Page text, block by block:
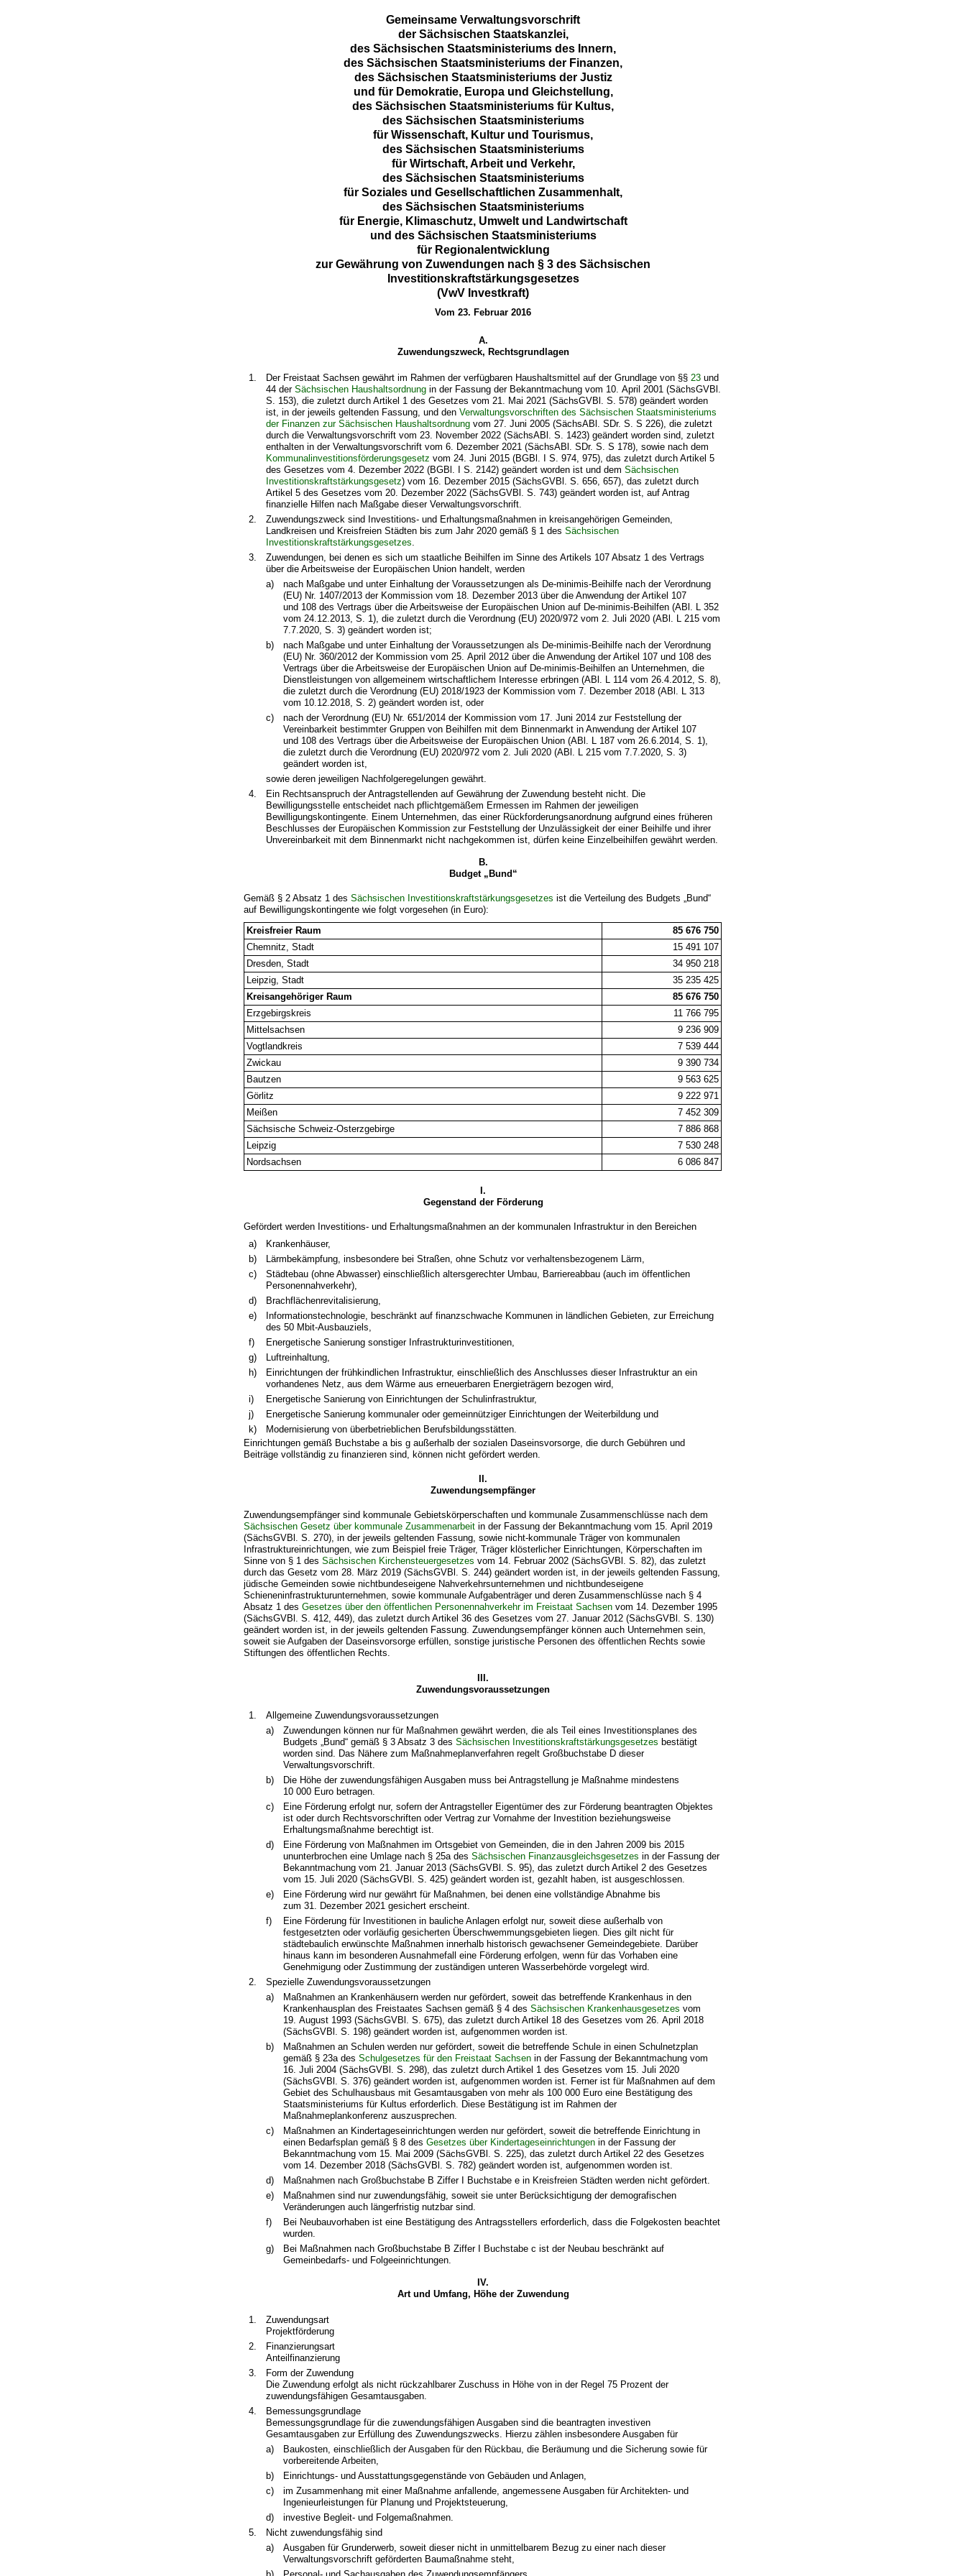
Gemeinsame Verwaltungsvorschrift
der Sächsischen Staatskanzlei,
des Sächsischen Staatsministeriums des Innern,
des Sächsischen Staatsministeriums der Finanzen,
des Sächsischen Staatsministeriums der Justiz
und für Demokratie, Europa und Gleichstellung,
des Sächsischen Staatsministeriums für Kultus,
des Sächsischen Staatsministeriums
für Wissenschaft, Kultur und Tourismus,
des Sächsischen Staatsministeriums
für Wirtschaft, Arbeit und Verkehr,
des Sächsischen Staatsministeriums
für Soziales und Gesellschaftlichen Zusammenhalt,
des Sächsischen Staatsministeriums
für Energie, Klimaschutz, Umwelt und Landwirtschaft
und des Sächsischen Staatsministeriums
für Regionalentwicklung
zur Gewährung von Zuwendungen nach § 3 des Sächsischen
Investitionskraftstärkungsgesetzes
(VwV Investkraft)
Vom 23. Februar 2016
A.
Zuwendungszweck, Rechtsgrundlagen
1. Der Freistaat Sachsen gewährt im Rahmen der verfügbaren Haushaltsmittel auf der Grundlage von §§ 23und
44 der Sächsischen Haushaltsordnungin der Fassung der Bekanntmachung vom 10. April 2001 (SächsGVBl.
S. 153), die zuletzt durch Artikel 1 des Gesetzes vom 21. Mai 2021 (SächsGVBl. S. 578) geändert worden
ist, in der jeweils geltenden Fassung, und den Verwaltungsvorschriften des Sächsischen Staatsministeriums
der Finanzen zur Sächsischen Haushaltsordnungvom 27. Juni 2005 (SächsABl. SDr. S. S 226), die zuletzt
durch die Verwaltungsvorschrift vom 23. November 2022 (SächsABl. S. 1423) geändert worden sind, zuletzt
enthalten in der Verwaltungsvorschrift vom 6. Dezember 2021 (SächsABl. SDr. S. S 178), sowie nach dem
Kommunalinvestitionsförderungsgesetz vom 24. Juni 2015 (BGBl. I S. 974, 975), das zuletzt durch Artikel 5
des Gesetzes vom 4. Dezember 2022 (BGBl. I S. 2142) geändert worden ist und dem Sächsischen
Investitionskraftstärkungsgesetz) vom 16. Dezember 2015 (SächsGVBl. S. 656, 657), das zuletzt durch
Artikel 5 des Gesetzes vom 20. Dezember 2022 (SächsGVBl. S. 743) geändert worden ist, auf Antrag
finanzielle Hilfen nach Maßgabe dieser Verwaltungsvorschrift.
2.
Zuwendungszweck sind Investitions- und Erhaltungsmaßnahmen in kreisangehörigen Gemeinden,
Landkreisen und Kreisfreien Städten bis zum Jahr 2020 gemäß § 1 des Sächsischen
Investitionskraftstärkungsgesetzes.
3.
Zuwendungen, bei denen es sich um staatliche Beihilfen im Sinne des Artikels 107 Absatz 1 des Vertrags
über die Arbeitsweise der Europäischen Union handelt, werden
a)
nach Maßgabe und unter Einhaltung der Voraussetzungen als De-minimis-Beihilfe nach der Verordnung
(EU) Nr. 1407/2013 der Kommission vom 18. Dezember 2013 über die Anwendung der Artikel 107
und 108 des Vertrags über die Arbeitsweise der Europäischen Union auf De-minimis-Beihilfen (ABl. L 352
vom 24.12.2013, S. 1), die zuletzt durch die Verordnung (EU) 2020/972 vom 2. Juli 2020 (ABl. L 215 vom
7.7.2020, S. 3) geändert worden ist;
b)
nach Maßgabe und unter Einhaltung der Voraussetzungen als De-minimis-Beihilfe nach der Verordnung
(EU) Nr. 360/2012 der Kommission vom 25. April 2012 über die Anwendung der Artikel 107 und 108 des
Vertrags über die Arbeitsweise der Europäischen Union auf De-minimis-Beihilfen an Unternehmen, die
Dienstleistungen von allgemeinem wirtschaftlichem Interesse erbringen (ABl. L 114 vom 26.4.2012, S. 8),
die zuletzt durch die Verordnung (EU) 2018/1923 der Kommission vom 7. Dezember 2018 (ABl. L 313
vom 10.12.2018, S. 2) geändert worden ist, oder
c)
nach der Verordnung (EU) Nr. 651/2014 der Kommission vom 17. Juni 2014 zur Feststellung der
Vereinbarkeit bestimmter Gruppen von Beihilfen mit dem Binnenmarkt in Anwendung der Artikel 107
und 108 des Vertrags über die Arbeitsweise der Europäischen Union (ABl. L 187 vom 26.6.2014, S. 1),
die zuletzt durch die Verordnung (EU) 2020/972 vom 2. Juli 2020 (ABl. L 215 vom 7.7.2020, S. 3)
geändert worden ist,
sowie deren jeweiligen Nachfolgeregelungen gewährt.
4.
Ein Rechtsanspruch der Antragstellenden auf Gewährung der Zuwendung besteht nicht. Die
Bewilligungsstelle entscheidet nach pflichtgemäßem Ermessen im Rahmen der jeweiligen
Bewilligungskontingente. Einem Unternehmen, das einer Rückforderungsanordnung aufgrund eines früheren
Beschlusses der Europäischen Kommission zur Feststellung der Unzulässigkeit der einer Beihilfe und ihrer
Unvereinbarkeit mit dem Binnenmarkt nicht nachgekommen ist, dürfen keine Einzelbeihilfen gewährt werden.
B.
Budget „Bund“
Gemäß § 2 Absatz 1 desSächsischen Investitionskraftstärkungsgesetzes ist die Verteilung des Budgets „Bund“
auf Bewilligungskontingente wie folgt vorgesehen (in Euro):
Kreisfreier Raum
85 676 750
Chemnitz, Stadt
15 491 107
Dresden, Stadt
34 950 218
Leipzig, Stadt
35 235 425
Kreisangehöriger Raum
85 676 750
Erzgebirgskreis
11 766 795
Mittelsachsen
9 236 909
Vogtlandkreis
7 539 444
Zwickau
9 390 734
Bautzen
9 563 625
Görlitz
9 222 971
Meißen
7 452 309
Sächsische Schweiz-Osterzgebirge
7 886 868
Leipzig
7 530 248
Nordsachsen
6 086 847
I.
Gegenstand der Förderung
Gefördert werden Investitions- und Erhaltungsmaßnahmen an der kommunalen Infrastruktur in den Bereichen
a)
Krankenhäuser,
b)
Lärmbekämpfung, insbesondere bei Straßen, ohne Schutz vor verhaltensbezogenem Lärm,
c)
Städtebau (ohne Abwasser) einschließlich altersgerechter Umbau, Barriereabbau (auch im öffentlichen
Personennahverkehr),
d)
Brachflächenrevitalisierung,
e)
Informationstechnologie, beschränkt auf finanzschwache Kommunen in ländlichen Gebieten, zur Erreichung
des 50 Mbit-Ausbauziels,
f)
Energetische Sanierung sonstiger Infrastrukturinvestitionen,
g)
Luftreinhaltung,
h)
Einrichtungen der frühkindlichen Infrastruktur, einschließlich des Anschlusses dieser Infrastruktur an ein
vorhandenes Netz, aus dem Wärme aus erneuerbaren Energieträgern bezogen wird,
i)
Energetische Sanierung von Einrichtungen der Schulinfrastruktur,
j)
Energetische Sanierung kommunaler oder gemeinnütziger Einrichtungen der Weiterbildung und
k)
Modernisierung von überbetrieblichen Berufsbildungsstätten.
Einrichtungen gemäß Buchstabe a bis g außerhalb der sozialen Daseinsvorsorge, die durch Gebühren und
Beiträge vollständig zu finanzieren sind, können nicht gefördert werden.
II.
Zuwendungsempfänger
Zuwendungsempfänger sind kommunale Gebietskörperschaften und kommunale Zusammenschlüsse nach dem
Sächsischen Gesetz über kommunale Zusammenarbeit in der Fassung der Bekanntmachung vom 15. April 2019
(SächsGVBl. S. 270), in der jeweils geltenden Fassung, sowie nicht-kommunale Träger von kommunalen
Infrastruktureinrichtungen, wie zum Beispiel freie Träger, Träger klösterlicher Einrichtungen, Körperschaften im
Sinne von § 1 desSächsischen Kirchensteuergesetzes vom 14. Februar 2002 (SächsGVBl. S. 82), das zuletzt
durch das Gesetz vom 28. März 2019 (SächsGVBl. S. 244) geändert worden ist, in der jeweils geltenden Fassung,
jüdische Gemeinden sowie nichtbundeseigene Nahverkehrsunternehmen und nichtbundeseigene
Schieneninfrastrukturunternehmen, sowie kommunale Aufgabenträger und deren Zusammenschlüsse nach § 4
Absatz 1 desGesetzes über den öffentlichen Personennahverkehr im Freistaat Sachsen vom 14. Dezember 1995
(SächsGVBl. S. 412, 449), das zuletzt durch Artikel 36 des Gesetzes vom 27. Januar 2012 (SächsGVBl. S. 130)
geändert worden ist, in der jeweils geltenden Fassung. Zuwendungsempfänger können auch Unternehmen sein,
soweit sie Aufgaben der Daseinsvorsorge erfüllen, sonstige juristische Personen des öffentlichen Rechts sowie
Stiftungen des öffentlichen Rechts.
III.
Zuwendungsvoraussetzungen
1.
Allgemeine Zuwendungsvoraussetzungen
a)
Zuwendungen können nur für Maßnahmen gewährt werden, die als Teil eines Investitionsplanes des
Budgets „Bund“ gemäß § 3 Absatz 3 desSächsischen Investitionskraftstärkungsgesetzes bestätigt
worden sind. Das Nähere zum Maßnahmeplanverfahren regelt Großbuchstabe D dieser
Verwaltungsvorschrift.
b)
Die Höhe der zuwendungsfähigen Ausgaben muss bei Antragstellung je Maßnahme mindestens
10 000 Euro betragen.
c)
Eine Förderung erfolgt nur, sofern der Antragsteller Eigentümer des zur Förderung beantragten Objektes
ist oder durch Rechtsvorschriften oder Vertrag zur Vornahme der Investition beziehungsweise
Erhaltungsmaßnahme berechtigt ist.
d)
Eine Förderung von Maßnahmen im Ortsgebiet von Gemeinden, die in den Jahren 2009 bis 2015
ununterbrochen eine Umlage nach § 25a desSächsischen Finanzausgleichsgesetzes in der Fassung der
Bekanntmachung vom 21. Januar 2013 (SächsGVBl. S. 95), das zuletzt durch Artikel 2 des Gesetzes
vom 15. Juli 2020 (SächsGVBl. S. 425) geändert worden ist, gezahlt haben, ist ausgeschlossen.
e)
Eine Förderung wird nur gewährt für Maßnahmen, bei denen eine vollständige Abnahme bis
zum 31. Dezember 2021 gesichert erscheint.
f)
Eine Förderung für Investitionen in bauliche Anlagen erfolgt nur, soweit diese außerhalb von
festgesetzten oder vorläufig gesicherten Überschwemmungsgebieten liegen. Dies gilt nicht für
städtebaulich erwünschte Maßnahmen innerhalb historisch gewachsener Gemeindegebiete. Darüber
hinaus kann im besonderen Ausnahmefall eine Förderung erfolgen, wenn für das Vorhaben eine
Genehmigung oder Zustimmung der zuständigen unteren Wasserbehörde vorgelegt wird.
2.
Spezielle Zuwendungsvoraussetzungen
a)
Maßnahmen an Krankenhäusern werden nur gefördert, soweit das betreffende Krankenhaus in den
Krankenhausplan des Freistaates Sachsen gemäß § 4 desSächsischen Krankenhausgesetzes vom
19. August 1993 (SächsGVBl. S. 675), das zuletzt durch Artikel 18 des Gesetzes vom 26. April 2018
(SächsGVBl. S. 198) geändert worden ist, aufgenommen worden ist.
b)
Maßnahmen an Schulen werden nur gefördert, soweit die betreffende Schule in einen Schulnetzplan
gemäß § 23a desSchulgesetzes für den Freistaat Sachsen in der Fassung der Bekanntmachung vom
16. Juli 2004 (SächsGVBl. S. 298), das zuletzt durch Artikel 1 des Gesetzes vom 15. Juli 2020
(SächsGVBl. S. 376) geändert worden ist, aufgenommen worden ist. Ferner ist für Maßnahmen auf dem
Gebiet des Schulhausbaus mit Gesamtausgaben von mehr als 100 000 Euro eine Bestätigung des
Staatsministeriums für Kultus erforderlich. Diese Bestätigung ist im Rahmen der
Maßnahmeplankonferenz auszusprechen.
c)
Maßnahmen an Kindertageseinrichtungen werden nur gefördert, soweit die betreffende Einrichtung in
einen Bedarfsplan gemäß § 8 desGesetzes über Kindertageseinrichtungen in der Fassung der
Bekanntmachung vom 15. Mai 2009 (SächsGVBl. S. 225), das zuletzt durch Artikel 22 des Gesetzes
vom 14. Dezember 2018 (SächsGVBl. S. 782) geändert worden ist, aufgenommen worden ist.
d)
Maßnahmen nach Großbuchstabe B Ziffer I Buchstabe e in Kreisfreien Städten werden nicht gefördert.
e)
Maßnahmen sind nur zuwendungsfähig, soweit sie unter Berücksichtigung der demografischen
Veränderungen auch längerfristig nutzbar sind.
f)
Bei Neubauvorhaben ist eine Bestätigung des Antragsstellers erforderlich, dass die Folgekosten beachtet
wurden.
g)
Bei Maßnahmen nach Großbuchstabe B Ziffer I Buchstabe c ist der Neubau beschränkt auf
Gemeinbedarfs- und Folgeeinrichtungen.
IV.
Art und Umfang, Höhe der Zuwendung
1.
Zuwendungsart
Projektförderung
2.
Finanzierungsart
Anteilfinanzierung
3.
Form der Zuwendung
Die Zuwendung erfolgt als nicht rückzahlbarer Zuschuss in Höhe von in der Regel 75 Prozent der
zuwendungsfähigen Gesamtausgaben.
4.
Bemessungsgrundlage
Bemessungsgrundlage für die zuwendungsfähigen Ausgaben sind die beantragten investiven
Gesamtausgaben zur Erfüllung des Zuwendungszwecks. Hierzu zählen insbesondere Ausgaben für
a)
Baukosten, einschließlich der Ausgaben für den Rückbau, die Beräumung und die Sicherung sowie für
vorbereitende Arbeiten,
b)
Einrichtungs- und Ausstattungsgegenstände von Gebäuden und Anlagen,
c)
im Zusammenhang mit einer Maßnahme anfallende, angemessene Ausgaben für Architekten- und
Ingenieurleistungen für Planung und Projektsteuerung,
d)
investive Begleit- und Folgemaßnahmen.
5.
Nicht zuwendungsfähig sind
a)
Ausgaben für Grunderwerb, soweit dieser nicht in unmittelbarem Bezug zu einer nach dieser
Verwaltungsvorschrift geförderten Baumaßnahme steht,